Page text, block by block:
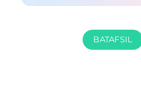
BATAFSIL